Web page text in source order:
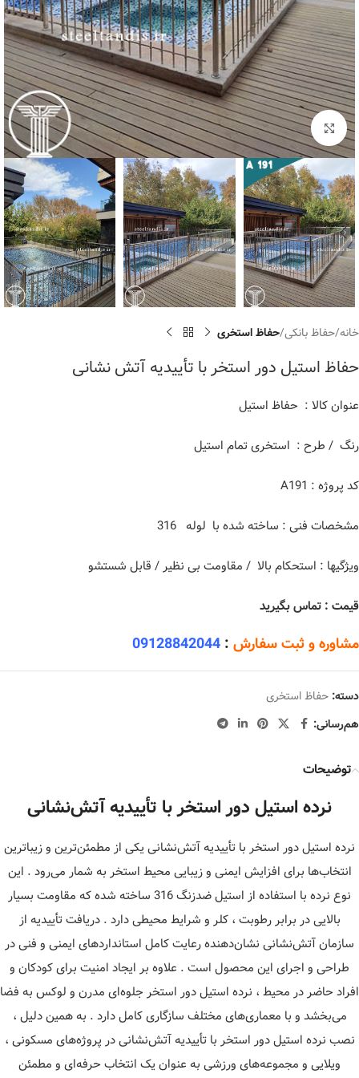
برای بزرگنمایی کلیک کنید
خانه حفاظ بانکی حفاظ استخری
حفاظ استیل دور استخر با تأییدیه آتش نشانی
عنوان کالا : حفاظ استیل
رنگ / طرح : استخری تمام استیل
کد پروژه : A191
مشخصات فنی : ساخته شده با لوله 316
ویژگیها : استحکام بالا / مقاومت بی نظیر / قابل شستشو
قیمت : تماس بگیرید
مشاوره و ثبت سفارش :
09128842044
دسته: حفاظ استخری
هم‌رسانی:
توضیحات
نرده استیل دور استخر با تأییدیه آتش‌نشانی
نرده استیل دور استخر با تأییدیه آتش‌نشانی یکی از مطمئن‌ترین و زیباترین
انتخاب‌ها برای افزایش ایمنی و زیبایی محیط استخر به شمار می‌رود . این
نوع نرده با استفاده از استیل ضدزنگ 316 ساخته شده که مقاومت بسیار
بالایی در برابر رطوبت ، کلر و شرایط محیطی دارد . دریافت تأییدیه از
سازمان آتش‌نشانی نشان‌دهنده رعایت کامل استانداردهای ایمنی و فنی در
طراحی و اجرای این محصول است . علاوه بر ایجاد امنیت برای کودکان و
افراد حاضر در محیط ، نرده استیل دور استخر جلوه‌ای مدرن و لوکس به فضا
می‌بخشد و با معماری‌های مختلف سازگاری کامل دارد . به همین دلیل ،
نصب نرده استیل دور استخر با تأییدیه آتش‌نشانی در پروژه‌های مسکونی ،
ویلایی و مجموعه‌های ورزشی به عنوان یک انتخاب حرفه‌ای و مطمئن